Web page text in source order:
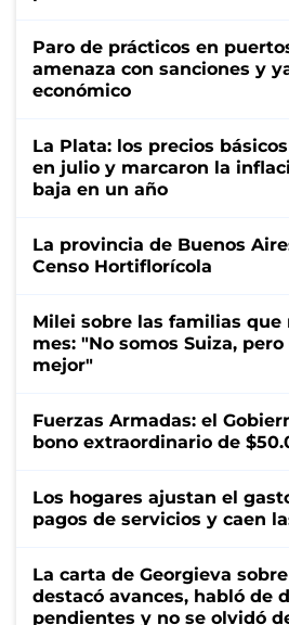
Paro de prácticos en
amenaza con sanciones y
económico
La Plata: los precios
en julio y marcaron la
baja en un año
La provincia de Buenos
Censo Hortiflorícola
Milei sobre las familias que
mes: "No somos Suiza,
mejor"
Fuerzas Armadas: el
bono extraordinario de
Los hogares ajustan el
pagos de servicios y caen
La carta de Georgieva
destacó avances, habló de
pendientes y no se olvidó